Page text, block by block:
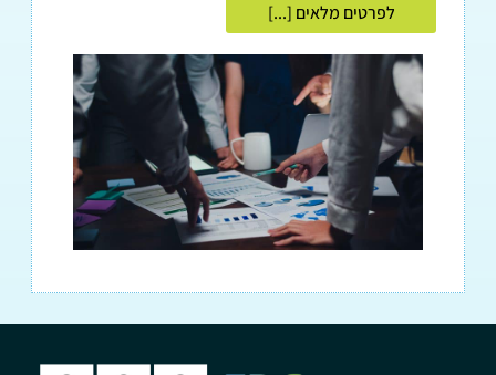
לפרטים מלאים [...]